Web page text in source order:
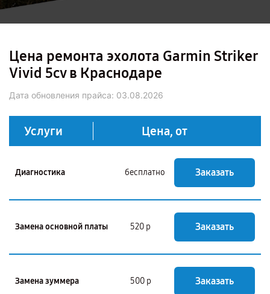
Цена ремонта эхолота Garmin Striker
Vivid 5cv в Краснодаре
Дата обновления прайса: 03.08.2026
Услуги Цена, от
Диагностика бесплатно Заказать
Замена основной платы 520 р Заказать
Замена зуммера 500 р Заказать